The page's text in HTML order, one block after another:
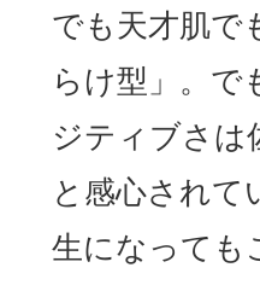
でも天才肌で
らけ型」。で
ジティブさは
と感心されて
生になっても